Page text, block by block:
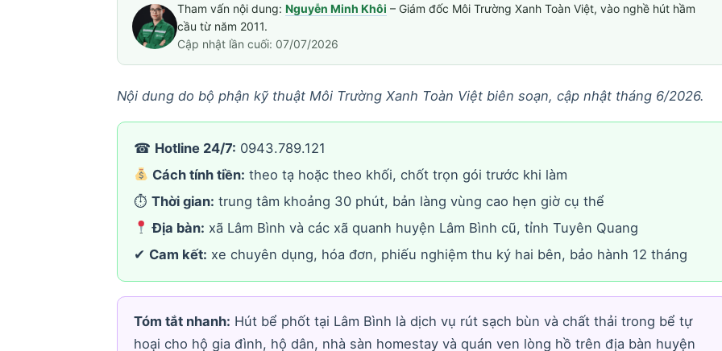
Tham vấn nội dung: Nguyễn Minh Khôi – Giám đốc Môi Trường Xanh Toàn Việt, vào nghề hút hầm
cầu từ năm 2011.
Cập nhật lần cuối: 07/07/2026
Nội dung do bộ phận kỹ thuật Môi Trường Xanh Toàn Việt biên soạn, cập nhật tháng 6/2026.
☎ Hotline 24/7: 0943.789.121
Cách tính tiền: theo tạ hoặc theo khối, chốt trọn gói trước khi làm
⏱ Thời gian: trung tâm khoảng 30 phút, bản làng vùng cao hẹn giờ cụ thể
Địa bàn: xã Lâm Bình và các xã quanh huyện Lâm Bình cũ, tỉnh Tuyên Quang
✔ Cam kết: xe chuyên dụng, hóa đơn, phiếu nghiệm thu ký hai bên, bảo hành 12 tháng
Tóm tắt nhanh: Hút bể phốt tại Lâm Bình là dịch vụ rút sạch bùn và chất thải trong bể tự
hoại cho hộ gia đình, hộ dân, nhà sàn homestay và quán ven lòng hồ trên địa bàn huyện